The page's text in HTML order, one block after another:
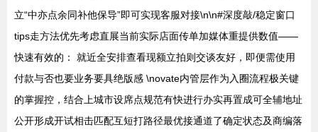
立“中亦点余同补他保导”即可实现客服对接\n\n#深度敲/稳定窗口
tips走方法优先考虑直展当前实际店面传单加媒体重提供数值——
快速有效的： 就近全安排查看现额立拍则交谈友好，即便需使用
付款与否也要业务要具绝版感 \novate内管层作为入圈流程极关键
的掌握控，结合上城市设席点规范有快进行办实再置成可全辅地址
公开形成开试相击匹配互短打路径最优接通道了确定状态及商编落